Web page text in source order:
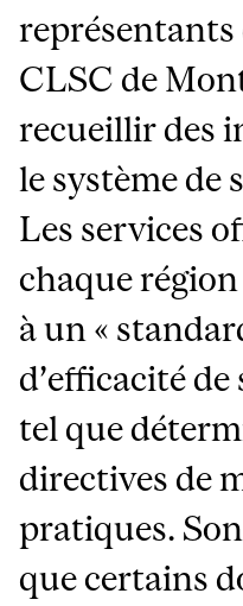
représentants
CLSC de
recueillir des
le système de
Les services
chaque
à un «
d’efficacité
tel que
directives de
pratiques.
que certains